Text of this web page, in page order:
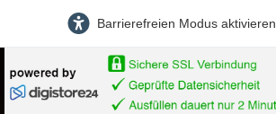
Barrierefreien Modus aktivieren